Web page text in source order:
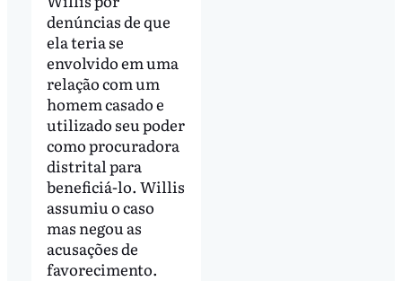
denúncias de que
ela teria se
envolvido em uma
relação com um
homem casado e
utilizado seu poder
como procuradora
distrital para
beneficiá-lo. Willis
assumiu o caso
mas negou as
acusações de
favorecimento.